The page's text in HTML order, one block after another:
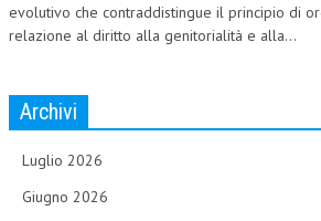
evolutivo che contraddistingue il principio di
relazione al diritto alla genitorialità e alla...
Archivi
Luglio 2026
Giugno 2026